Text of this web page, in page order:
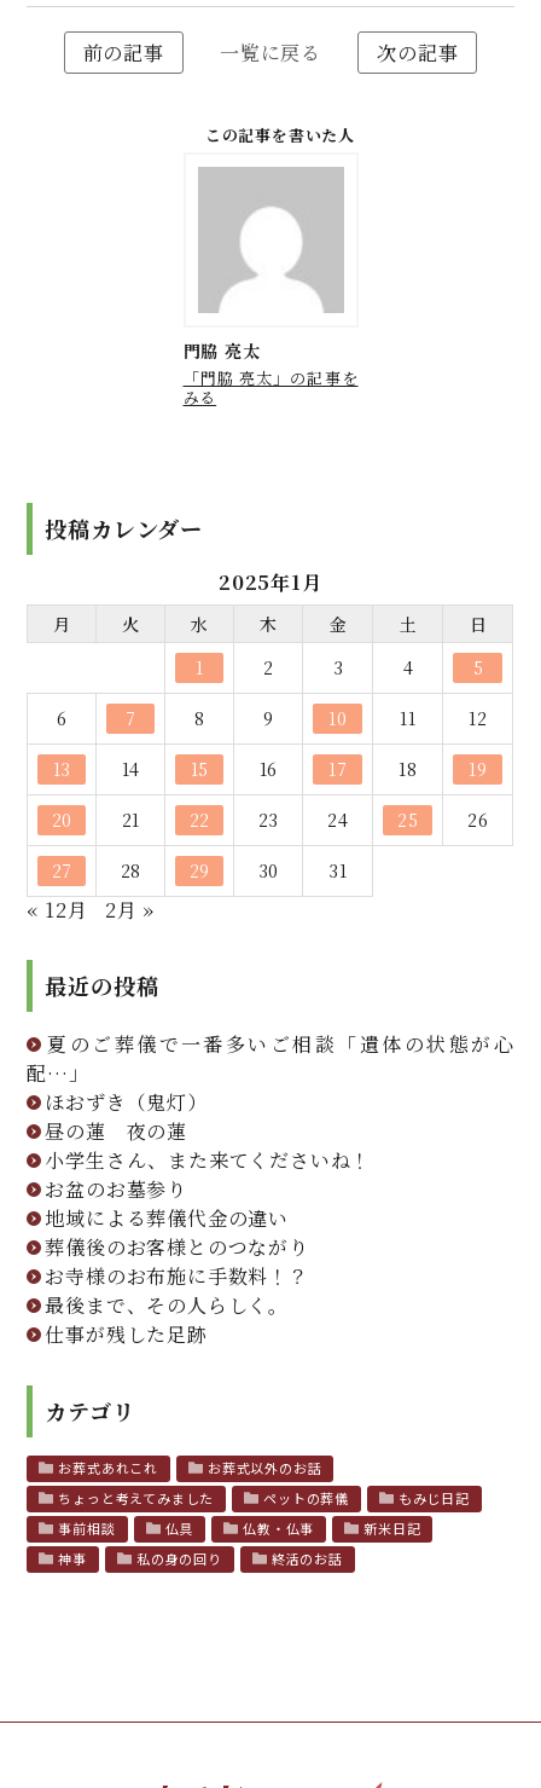
前の記事 一覧に戻る 次の記事
この記事を書いた人
門脇 亮太
「門脇 亮太」の記事を
みる
投稿カレンダー
2025年1月
月 火 水 木 金 土
日
1
2 3 4 5
6 7 8 9 10 11 12
13 14 15 16 17 18 19
20 21 22 23 24 25 26
27 28 29 30 31
« 12月 2月 »
最近の投稿
夏のご葬儀で一番多いご相談「遺体の状態が心
配…」
ほおずき（鬼灯）
昼の蓮 夜の蓮
小学生さん、また来てくださいね！
お盆のお墓参り
地域による葬儀代金の違い
葬儀後のお客様とのつながり
お寺様のお布施に手数料！？
最後まで、その人らしく。
仕事が残した足跡
カテゴリ
お葬式あれこれ
お葬式以外のお話
ちょっと考えてみました
ペットの葬儀
もみじ日記
事前相談
仏具 仏教・仏事
新米日記
神事
私の身の回り 終活のお話